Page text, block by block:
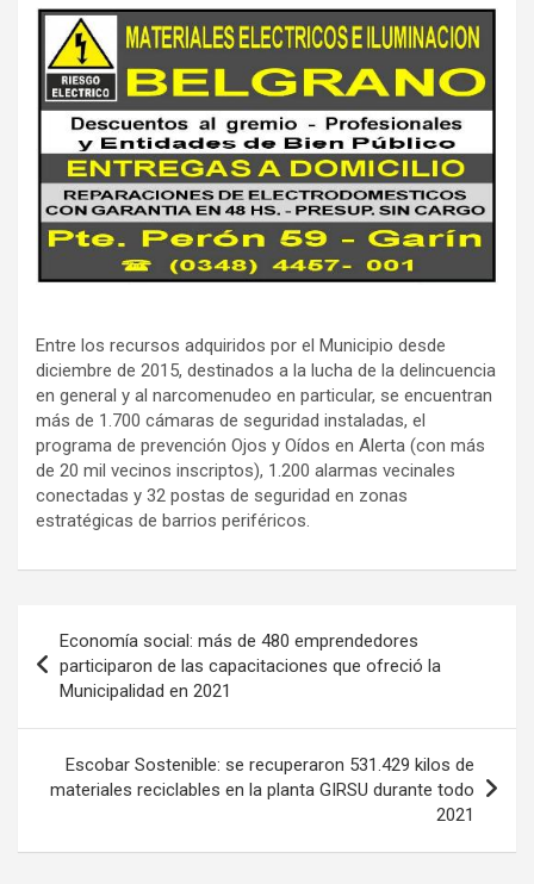
Entre los recursos adquiridos por el Municipio desde
diciembre de 2015, destinados a la lucha de la delincuencia
en general y al narcomenudeo en particular, se encuentran
más de 1.700 cámaras de seguridad instaladas, el
programa de prevención Ojos y Oídos en Alerta (con más
de 20 mil vecinos inscriptos), 1.200 alarmas vecinales
conectadas y 32 postas de seguridad en zonas
estratégicas de barrios periféricos.
de
entradas
Economía social: más de 480 emprendedores
participaron de las capacitaciones que ofreció la
Municipalidad en 2021
Escobar Sostenible: se recuperaron 531.429 kilos de
materiales reciclables en la planta GIRSU durante todo
2021